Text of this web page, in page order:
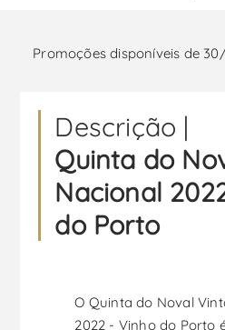
Promoções disponíveis de
Descrição |
Quinta do
Nacional
do Porto
O Quinta do Noval
2022 - Vinho do Porto